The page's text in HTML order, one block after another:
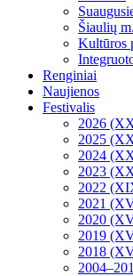
Šiaulių
Kultūros
Renginiai
Naujienos
Festivalis
2026
2025
2024
2023
2022
2021
2020
2019
2018